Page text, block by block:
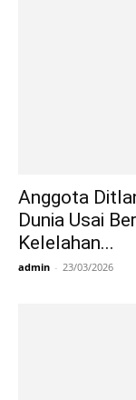
Anggota
Dunia Usai
Kelelahan...
admin - 23/03/2026